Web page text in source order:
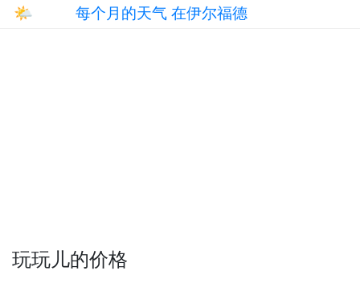
🌤 每个月的天气 在伊尔福德
玩玩儿的价格